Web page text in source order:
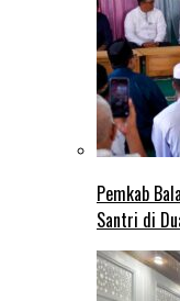
Pemkab
Santri di